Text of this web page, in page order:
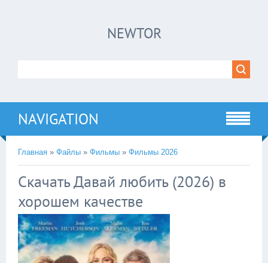
NEWTOR
NAVIGATION
Главная » Файлы » Фильмы » Фильмы 2026
Скачать Давай любить (2026) в
хорошем качестве
!!!Если Вы с телефона сперва нажмите на